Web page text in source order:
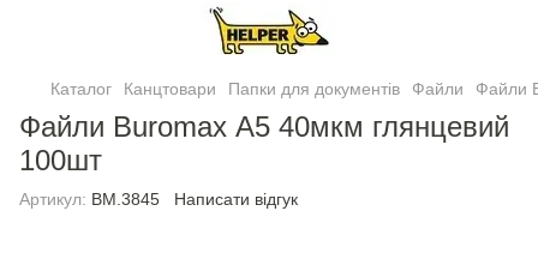
Каталог Канцтовари Папки для документів Файли Файли
Файли Buromax А5 40мкм глянцевий
100шт
Артикул: BM.3845 Написати відгук